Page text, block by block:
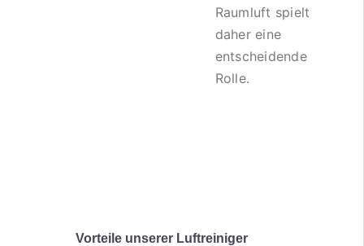
Raumluft spielt
daher eine
entscheidende
Rolle.
Vorteile unserer Luftreiniger